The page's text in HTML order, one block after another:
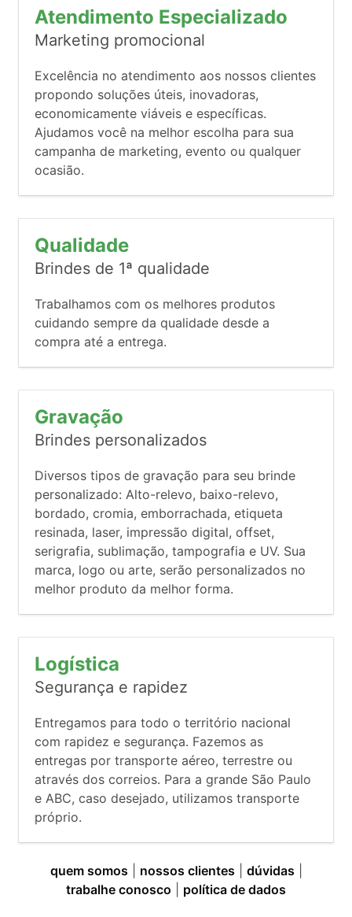
Atendimento Especializado
Marketing promocional
Excelência no atendimento aos nossos clientes
propondo soluções úteis, inovadoras,
economicamente viáveis e específicas.
Ajudamos você na melhor escolha para sua
campanha de marketing, evento ou qualquer
ocasião.
Qualidade
Brindes de 1ª qualidade
Trabalhamos com os melhores produtos
cuidando sempre da qualidade desde a
compra até a entrega.
Gravação
Brindes personalizados
Diversos tipos de gravação para seu brinde
personalizado: Alto-relevo, baixo-relevo,
bordado, cromia, emborrachada, etiqueta
resinada, laser, impressão digital, offset,
serigrafia, sublimação, tampografia e UV. Sua
marca, logo ou arte, serão personalizados no
melhor produto da melhor forma.
Logística
Segurança e rapidez
Entregamos para todo o território nacional
com rapidez e segurança. Fazemos as
entregas por transporte aéreo, terrestre ou
através dos correios. Para a grande São Paulo
e ABC, caso desejado, utilizamos transporte
próprio.
quem somos nossos clientes dúvidas
trabalhe conosco
política de dados